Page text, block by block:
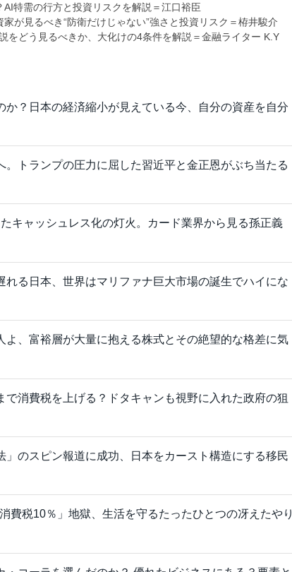
特需の行方と投資リスクを解説＝江口裕臣
が見るべき“防衛だけじゃない”強さと投資リスク＝栫井駿介
をどう見るべきか、大化けの4条件を解説＝金融ライター K.Y
か？日本の経済縮小が見えている今、自分の資産を自分
。トランプの圧力に屈した習近平と金正恩がぶち当たる
キャッシュレス化の灯火。カード業界から見る孫正義
れる日本、世界はマリファナ巨大市場の誕生でハイにな
よ、富裕層が大量に抱える株式とその絶望的な格差に気
で消費税を上げる？ドタキャンも視野に入れた政府の狙
」のスピン報道に成功、日本をカースト構造にする移民
費税10％」地獄、生活を守るたったひとつの冴えたやり